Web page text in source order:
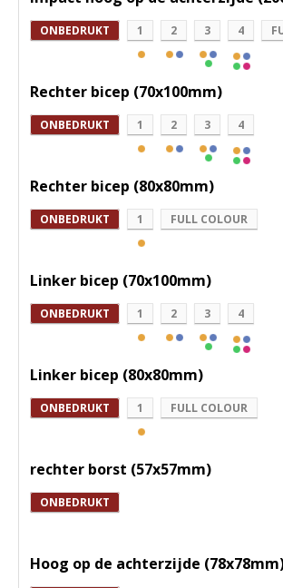
ONBEDRUKT 1 2 3 4
Rechter bicep (70x100mm)
ONBEDRUKT 1 2 3 4
Rechter bicep (80x80mm)
ONBEDRUKT 1 FULL COLOUR
Linker bicep (70x100mm)
ONBEDRUKT 1 2 3 4
Linker bicep (80x80mm)
ONBEDRUKT 1 FULL COLOUR
rechter borst (57x57mm)
ONBEDRUKT
Hoog op de achterzijde